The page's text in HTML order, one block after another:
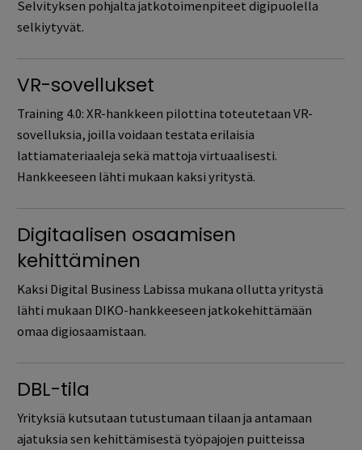
Selvityksen pohjalta jatkotoimenpiteet digipuolella
selkiytyvät.
VR-sovellukset
Training 4.0: XR-hankkeen pilottina toteutetaan VR-
sovelluksia, joilla voidaan testata erilaisia
lattiamateriaaleja sekä mattoja virtuaalisesti.
Hankkeeseen lähti mukaan kaksi yritystä.
Digitaalisen osaamisen
kehittäminen
Kaksi Digital Business Labissa mukana ollutta yritystä
lähti mukaan DIKO-hankkeeseen jatkokehittämään
omaa digiosaamistaan.
DBL-tila
Yrityksiä kutsutaan tutustumaan tilaan ja antamaan
ajatuksia sen kehittämisestä työpajojen puitteissa